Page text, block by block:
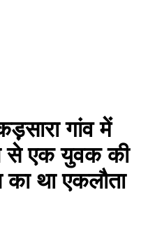
गांव में
एक युवक की
था एकलौता